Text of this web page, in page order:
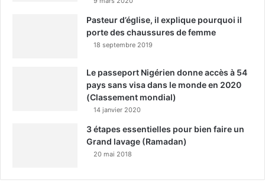
Pasteur d’église, il explique pourquoi il
porte des chaussures de femme
18 septembre 2019
Le passeport Nigérien donne accès à 54
pays sans visa dans le monde en 2020
(Classement mondial)
14 janvier 2020
3 étapes essentielles pour bien faire un
Grand lavage (Ramadan)
20 mai 2018